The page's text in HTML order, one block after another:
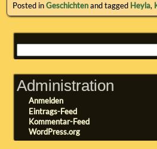
Posted inGeschichtenand tagged Heyla,
Administration
Anmelden
Eintrags-Feed
Kommentar-Feed
WordPress.org